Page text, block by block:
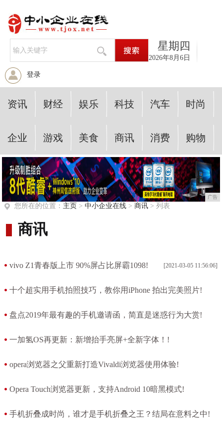
星期四
2026年8月6日
登录
资讯 财经 娱乐 科技 汽车 时尚
企业 游戏 美食 商讯 消费 购物
广告
您所在的位置： 主页 > 中小企业在线> 商讯> 列表
商讯
vivo Z1青春版上市 90%屏占比屏霸1098! [2021-03-05 11:56:06]
十个超实用手机拍照技巧，教你用iPhone 拍出完美照片!
盘点2019年最有趣的手机邀请函，简直是迷惑行为大赏!
一加氢OS再更新：新增抬手亮屏+全新字体！!
opera浏览器之父重新打造Vivaldi浏览器使用体验!
Opera Touch浏览器更新，支持Android 10暗黑模式!
手机折叠成时尚，谁才是手机折叠之王？结局在意料之中!